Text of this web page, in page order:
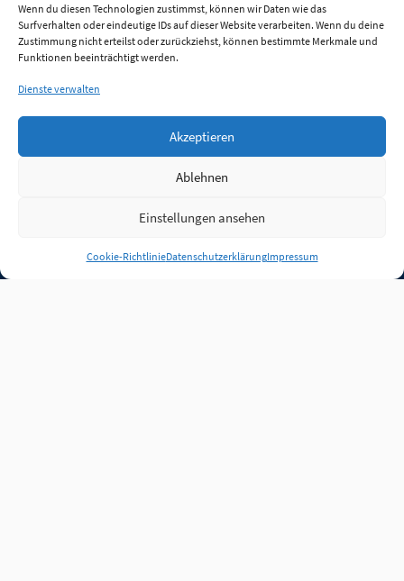
Wenn du diesen Technologien zustimmst, können wir Daten wie das
Surfverhalten oder eindeutige IDs auf dieser Website verarbeiten. Wenn du deine
Zustimmung nicht erteilst oder zurückziehst, können bestimmte Merkmale und
Funktionen beeinträchtigt werden.
Dienste verwalten
Akzeptieren
Ablehnen
Einstellungen ansehen
Cookie-RichtlinieDatenschutzerklärungImpressum
Anmelden
Jobs Partner FAQ Quellen